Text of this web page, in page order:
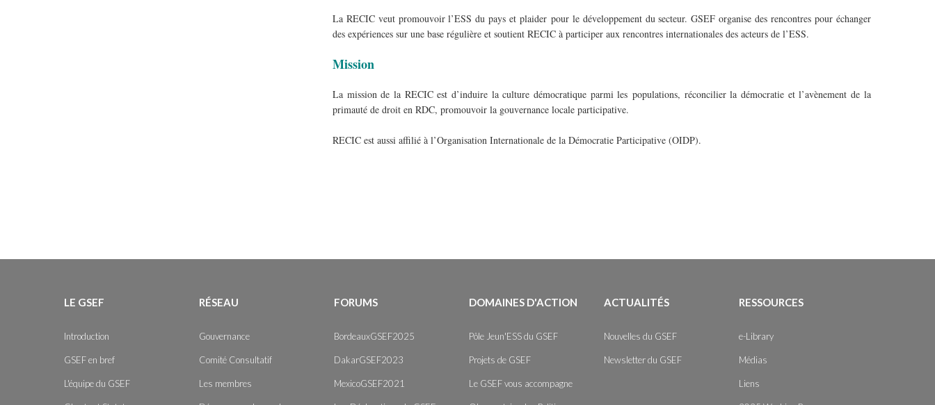
La RECIC veut promouvoir l’ESS du pays et plaider pour le développement du secteur. GSEF organise des rencontres pour échanger
des expériences sur une base régulière et soutient RECIC à participer aux rencontres internationales des acteurs de l’ESS.
Mission
La mission de la RECIC est d’induire la culture démocratique parmi les populations, réconcilier la démocratie et l’avènement de la
primauté de droit en RDC, promouvoir la gouvernance locale participative.
RECIC est aussi affilié à l’Organisation Internationale de la Démocratie Participative (OIDP).
LE GSEF
Introduction
GSEF en bref
L'équipe du GSEF
RÉSEAU
Gouvernance
Comité Consultatif
Les membres
FORUMS
BordeauxGSEF2025
DakarGSEF2023
MexicoGSEF2021
DOMAINES D'ACTION
Pôle Jeun'ESS du GSEF
Projets de GSEF
Le GSEF vous accompagne
ACTUALITÉS
Nouvelles du GSEF
Newsletter du GSEF
RESSOURCES
e-Library
Médias
Liens